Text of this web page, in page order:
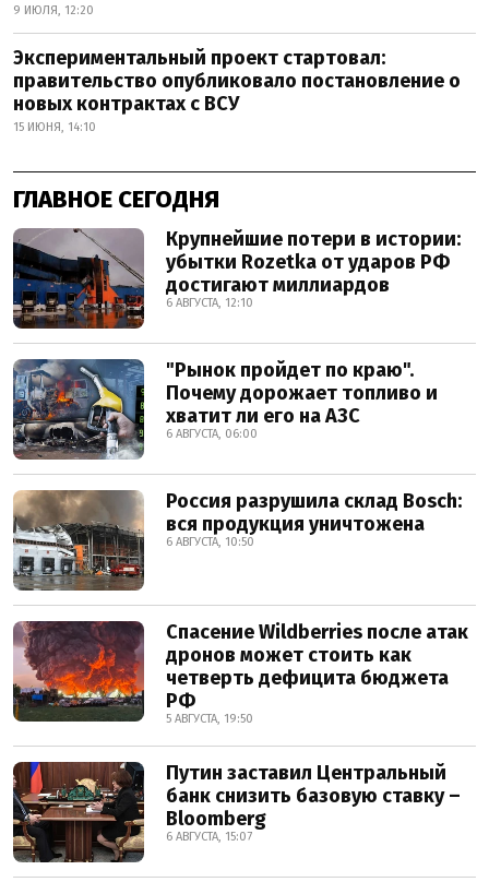
9 ИЮЛЯ, 12:20
Экспериментальный проект стартовал:
правительство опубликовало постановление о
новых контрактах с ВСУ
15 ИЮНЯ, 14:10
ГЛАВНОЕ СЕГОДНЯ
Крупнейшие потери в истории:
убытки Rozetka от ударов РФ
достигают миллиардов
6 АВГУСТА, 12:10
"Рынок пройдет по краю".
Почему дорожает топливо и
хватит ли его на АЗС
6 АВГУСТА, 06:00
Россия разрушила склад Bosch:
вся продукция уничтожена
6 АВГУСТА, 10:50
Спасение Wildberries после атак
дронов может стоить как
четверть дефицита бюджета
РФ
5 АВГУСТА, 19:50
Путин заставил Центральный
банк снизить базовую ставку –
Bloomberg
6 АВГУСТА, 15:07